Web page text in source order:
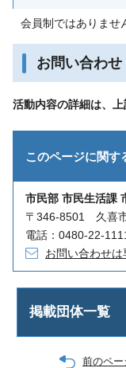
会員制ではありませ
お問い合わせ
活動内容の詳細は、上
このページに関す
市民部 市民生活課
〒346-8501 久喜
電話：0480-22-
お問い合わせは
掲載団体一覧
前のペー